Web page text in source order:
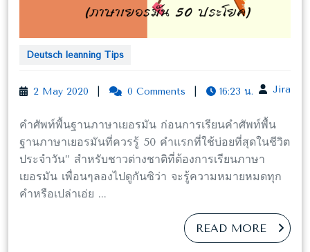
Deutsch leanning Tips
2 May 2020 0 Comments 16:23 น. Jira
คำศัพท์พื้นฐานภาษาเยอรมัน ก่อนการเรียนคำศัพท์พื้น
ฐานภาษาเยอรมันที่ควรรู้ 50 คำแรกที่ใช้บ่อยที่สุดในชีวิต
ประจำวัน” สำหรับชาวต่างชาติที่ต้องการเรียนภาษา
เยอรมัน เพื่อนๆลองไปดูกันซิว่า จะรู้ความหมายหมดทุก
คำหรือเปล่าเอ่ย ...
READ MORE